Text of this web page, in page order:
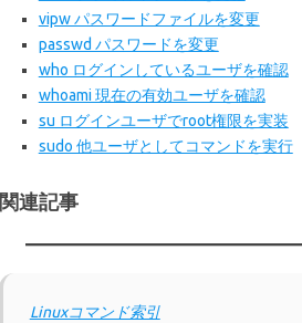
vipw パスワードファイルを変更
passwd パスワードを変更
who ログインしているユーザを確認
whoami 現在の有効ユーザを確認
su ログインユーザでroot権限を実装
sudo 他ユーザとしてコマンドを実行
関連記事
Linuxコマンド索引